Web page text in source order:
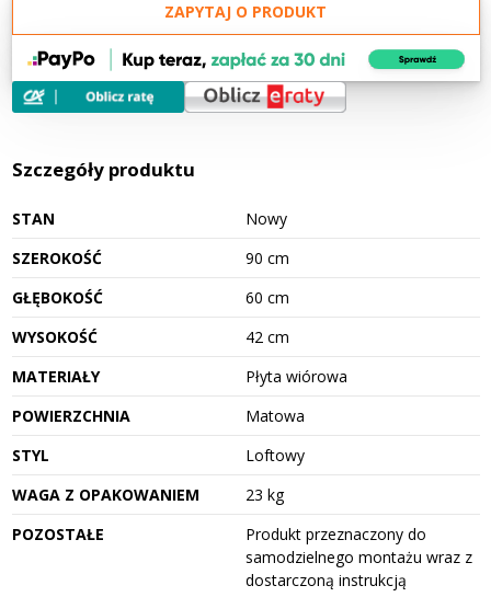
ZAPYTAJ O PRODUKT
Szczegóły produktu
STAN
Nowy
SZEROKOŚĆ
90 cm
GŁĘBOKOŚĆ
60 cm
WYSOKOŚĆ
42 cm
MATERIAŁY
Płyta wiórowa
POWIERZCHNIA
Matowa
STYL
Loftowy
WAGA Z OPAKOWANIEM
23 kg
POZOSTAŁE
Produkt przeznaczony do
samodzielnego montażu wraz z
dostarczoną instrukcją